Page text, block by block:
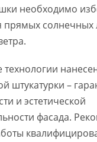
необходимо
прямых солнечных
штукатурки –
и эстетической
фасада.